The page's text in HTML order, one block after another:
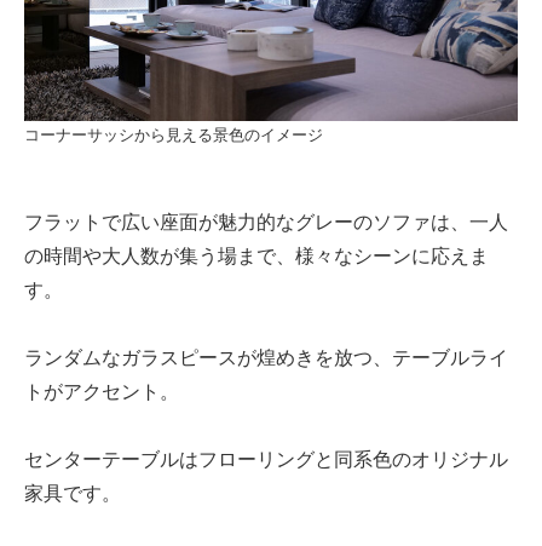
コーナーサッシから見える景色のイメージ
フラットで広い座面が魅力的なグレーのソファは、一人
の時間や大人数が集う場まで、様々なシーンに応えま
す。
ランダムなガラスピースが煌めきを放つ、テーブルライ
トがアクセント。
センターテーブルはフローリングと同系色のオリジナル
家具です。